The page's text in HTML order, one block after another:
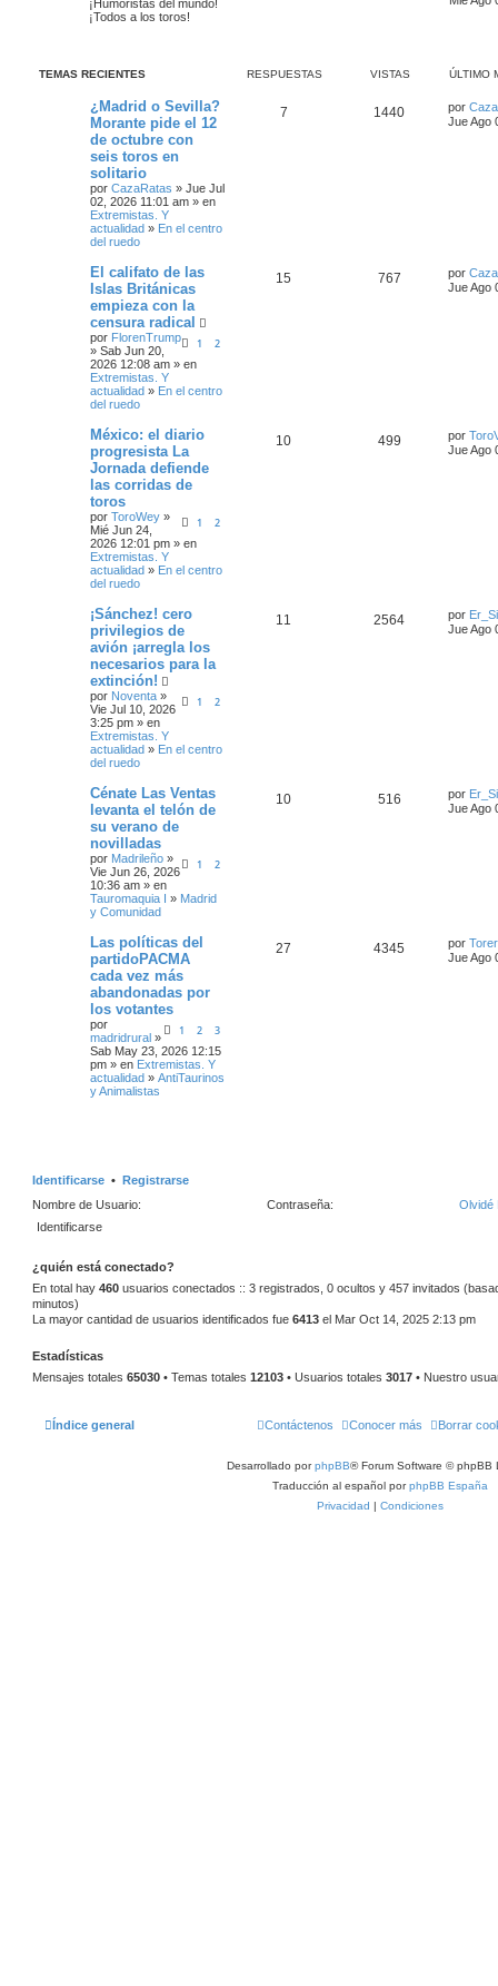
¡Humoristas del mundo!
¡Todos a los toros!
TEMAS RECIENTES RESPUESTAS VISTAS ÚLTIMO
¿Madrid o Sevilla?
Morante pide el 12
de octubre con
seis toros en
solitario
por CazaRatas » Jue Jul
02, 2026 11:01 am » en
Extremistas. Y
actualidad » En el centro
del ruedo
7 1440 por
Jue Ago
El califato de las
Islas Británicas
empieza con la
censura radical
1 2
por FlorenTrump
» Sab Jun 20,
2026 12:08 am » en
Extremistas. Y
actualidad » En el centro
del ruedo
15 767 por
Jue Ago
México: el diario
progresista La
Jornada defiende
las corridas de
toros
1 2
por ToroWey »
Mié Jun 24,
2026 12:01 pm » en
Extremistas. Y
actualidad » En el centro
del ruedo
10 499 por
Jue Ago
¡Sánchez! cero
privilegios de
avión ¡arregla los
necesarios para la
extinción!
1 2
por Noventa »
Vie Jul 10, 2026
3:25 pm » en
Extremistas. Y
actualidad » En el centro
del ruedo
11 2564 por
Jue Ago
Cénate Las Ventas
levanta el telón de
su verano de
novilladas
1 2
por Madrileño »
Vie Jun 26, 2026
10:36 am » en
Tauromaquia I » Madrid
y Comunidad
10 516 por
Jue Ago
Las políticas del
partidoPACMA
cada vez más
abandonadas por
los votantes
1 2 3
por
madridrural »
Sab May 23, 2026 12:15
pm » en Extremistas. Y
actualidad » AntiTaurinos
y Animalistas
27 4345 por
Jue Ago
Identificarse • Registrarse
Nombre de Usuario:
Contraseña: Olvidé
¿quién está conectado?
En total hay 460 usuarios conectados :: 3 registrados, 0 ocultos y 457 invitados
minutos)
La mayor cantidad de usuarios identificados fue 6413 el Mar Oct 14, 2025 2:13 pm
Estadísticas
Mensajes totales 65030 • Temas totales 12103 • Usuarios totales 3017 • Nuestro
Índice general Borrar
Conocer más
Contáctenos
Desarrollado porphpBB® Forum Software © phpBB
Traducción al español porphpBB España
Privacidad | Condiciones